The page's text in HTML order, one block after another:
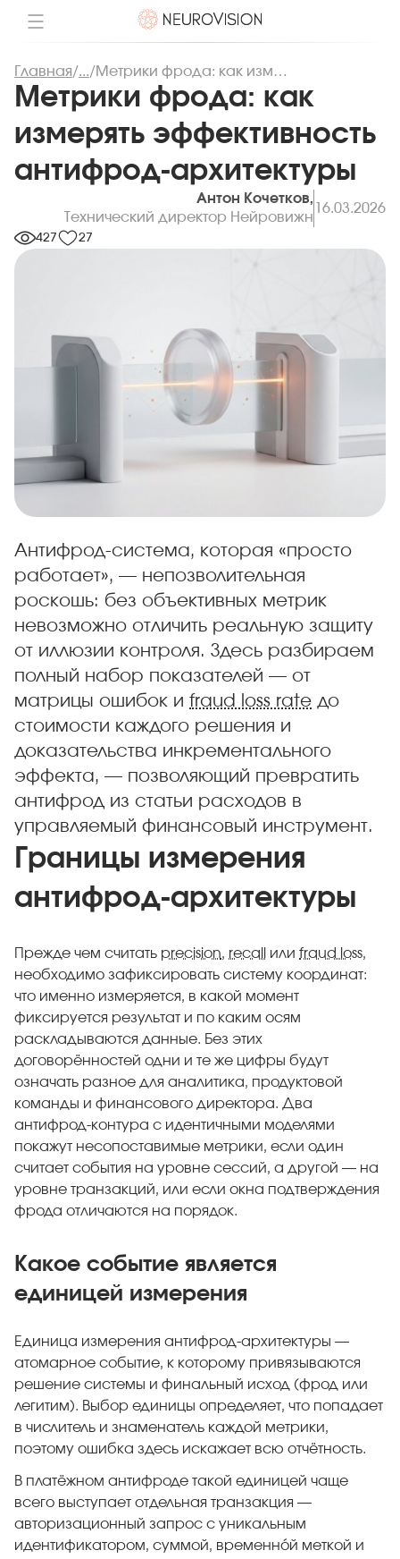
Главная/.../ Метрики фрода: как измерять эффективность антифрод-архитектуры
Метрики фрода: как
измерять эффективность
антифрод-архитектуры
427 27
Антон Кочетков,
Технический директор Нейровижн
16.03.2026
Антифрод-система, которая «просто
работает», — непозволительная
роскошь: без объективных метрик
невозможно отличить реальную защиту
от иллюзии контроля. Здесь разбираем
полный набор показателей — от
матрицы ошибок и fraud loss rate до
стоимости каждого решения и
доказательства инкрементального
эффекта, — позволяющий превратить
антифрод из статьи расходов в
управляемый финансовый инструмент.
Границы измерения
антифрод-архитектуры
Прежде чем считать precision, recall или fraud loss,
необходимо зафиксировать систему координат:
что именно измеряется, в какой момент
фиксируется результат и по каким осям
раскладываются данные. Без этих
договорённостей одни и те же цифры будут
означать разное для аналитика, продуктовой
команды и финансового директора. Два
антифрод-контура с идентичными моделями
покажут несопоставимые метрики, если один
считает события на уровне сессий, а другой — на
уровне транзакций, или если окна подтверждения
фрода отличаются на порядок.
Какое событие является
единицей измерения
Единица измерения антифрод-архитектуры —
атомарное событие, к которому привязываются
решение системы и финальный исход (фрод или
легитим). Выбор единицы определяет, что попадает
в числитель и знаменатель каждой метрики,
поэтому ошибка здесь искажает всю отчётность.
В платёжном антифроде такой единицей чаще
всего выступает отдельная транзакция —
авторизационный запрос с уникальным
идентификатором, суммой, временно́й меткой и